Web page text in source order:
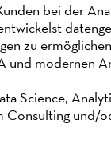
bei der
zu
und modernen
Science,
Consulting und/